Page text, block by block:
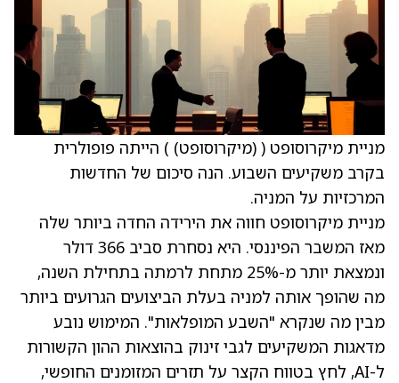
מניית מיקרוסופט ( (מיקרוסופט) ) הייתה פופולרית
בקרב משקיעים השבוע. הנה סיכום של החדשות
המרכזיות על המניה.
מניית מיקרוסופט חווה את הירידה החדה ביותר שלה
מאז המשבר הפיננסי. היא נסחרת סביב 366 דולר
ונמצאת יותר מ-25% מתחת לרמתה בתחילת השנה,
מה שהופך אותה למניה בעלת הביצועים הגרועים ביותר
מבין מה שנקרא "השבע המופלאות". המימוש נובע
מדאגות המשקיעים לגבי זינוק בהוצאות ההון הקשורות
ל-AI, לחץ בטווח הקצר על תזרים המזומנים החופשי,